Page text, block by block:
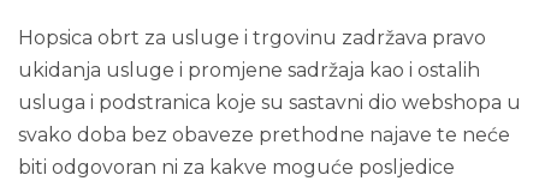
Hopsica obrt za usluge i trgovinu zadržava pravo
ukidanja usluge i promjene sadržaja kao i ostalih
usluga i podstranica koje su sastavni dio webshopa u
svako doba bez obaveze prethodne najave te neće
biti odgovoran ni za kakve moguće posljedice